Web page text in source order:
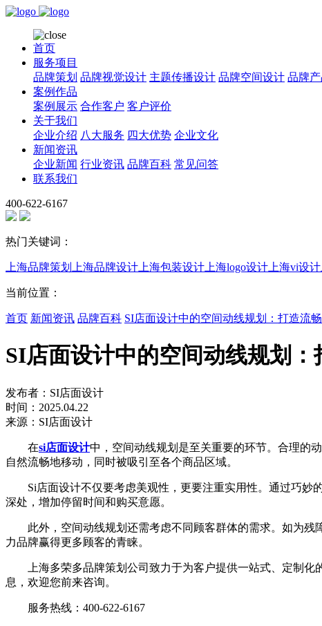
首页
服务项目
品牌策划 品牌视觉设计 主题传播设计 品牌空间设计 品牌
案例作品
案例展示 合作客户 客户评价
关于我们
企业介绍 八大服务 四大优势 企业文化
新闻资讯
企业新闻 行业资讯 品牌百科 常见问答
联系我们
400-622-6167
热门关键词：
上海品牌策划 上海品牌设计 上海包装设计 上海logo设计 上海vi设计
当前位置：
首页 新闻资讯 品牌百科 SI店面设计中的空间动线规划：打造流
SI店面设计中的空间动线规划
发布者：SI店面设计
时间：2025.04.22
来源：SI店面设计
在si店面设计中，空间动线规划是至关重要的环节。合理的
自然流畅地移动，同时被吸引至各个商品区域。
Si店面设计不仅要考虑美观性，更要注重实用性。通过巧妙
深处，增加停留时间和购买意愿。
此外，空间动线规划还需考虑不同顾客群体的需求。如为残
力品牌赢得更多顾客的青睐。
上海多荣多品牌策划公司致力于为客户提供一站式、定制化
息，欢迎您前来咨询。
服务热线：400-622-6167